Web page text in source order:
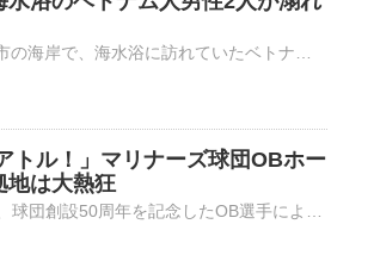
トル！」マリナーズ球団OBホー
地は大熱狂